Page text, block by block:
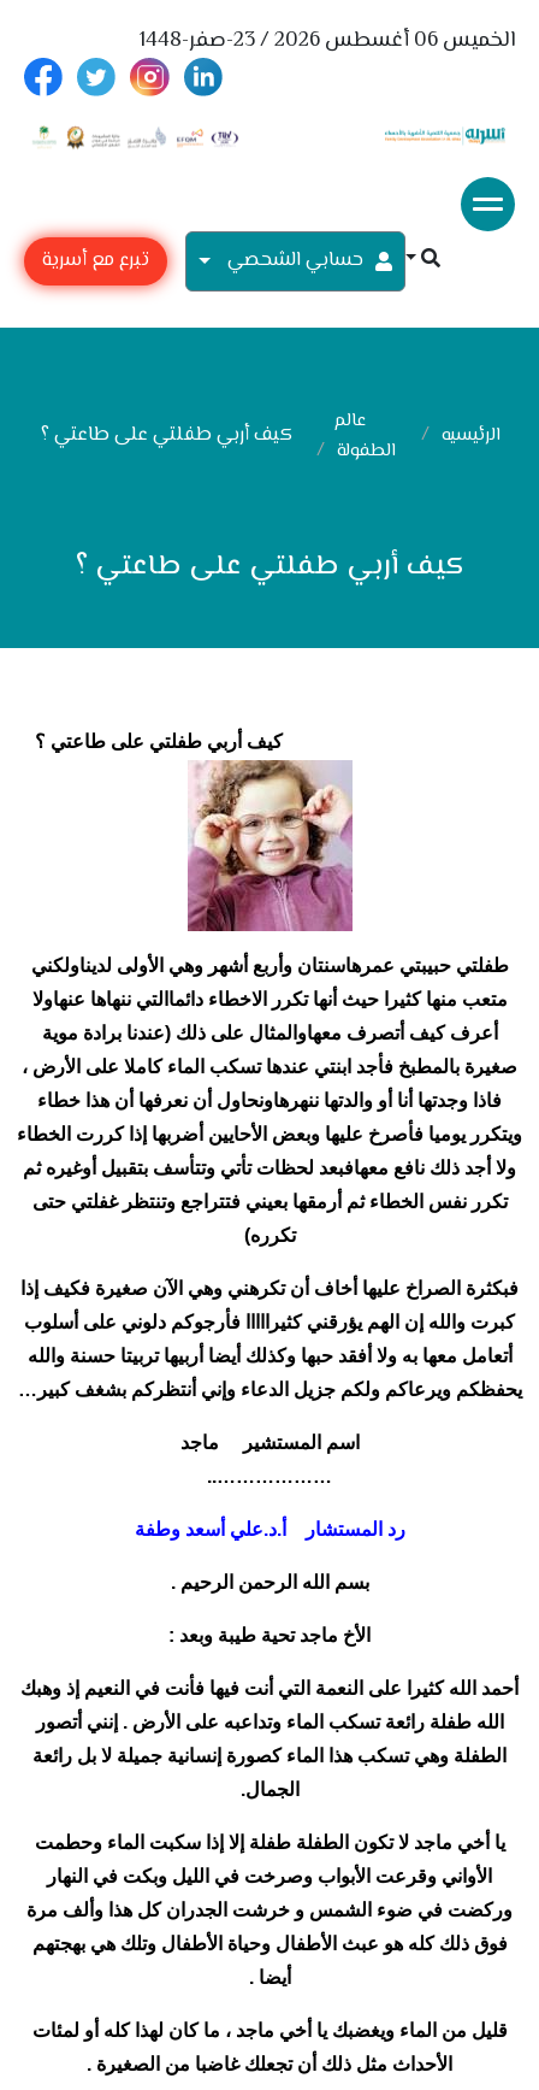
الخميس 06 أغسطس 2026 / 23-صفر-1448
حسابي الشحصي تبرع مع أسرية
الرئيسيه
عالم
الطفولة
كيف أربي طفلتي على طاعتي ؟
كيف أربي طفلتي على طاعتي ؟
كيف أربي طفلتي على طاعتي ؟
طفلتي حبيبتي عمرهاسنتان وأربع أشهر وهي الأولى لديناولكني
متعب منها كثيرا حيث أنها تكرر الاخطاء دائماالتي ننهاها عنهاولا
أعرف كيف أتصرف معهاوالمثال على ذلك (عندنا برادة موية
صغيرة بالمطبخ فأجد ابنتي عندها تسكب الماء كاملا على الأرض ،
فاذا وجدتها أنا أو والدتها ننهرهاونحاول أن نعرفها أن هذا خطاء
ويتكرر يوميا فأصرخ عليها وبعض الأحايين أضربها إذا كررت الخطاء
ولا أجد ذلك نافع معهافبعد لحظات تأتي وتتأسف بتقبيل أوغيره ثم
تكرر نفس الخطاء ثم أرمقها بعيني فتتراجع وتنتظر غفلتي حتى
تكرره)
فبكثرة الصراخ عليها أخاف أن تكرهني وهي الآن صغيرة فكيف إذا
كبرت والله إن الهم يؤرقني كثيرااااا فأرجوكم دلوني على أسلوب
أتعامل معها به ولا أفقد حبها وكذلك أيضا أربيها تربيتا حسنة والله
يحفظكم ويرعاكم ولكم جزيل الدعاء وإني أنتظركم بشغف كبير…
اسم المستشير ماجد
………………..
رد المستشار أ.د.علي أسعد وطفة
بسم الله الرحمن الرحيم .
الأخ ماجد تحية طيبة وبعد :
أحمد الله كثيرا على النعمة التي أنت فيها فأنت في النعيم إذ وهبك
الله طفلة رائعة تسكب الماء وتداعبه على الأرض . إنني أتصور
الطفلة وهي تسكب هذا الماء كصورة إنسانية جميلة لا بل رائعة
الجمال.
يا أخي ماجد لا تكون الطفلة طفلة إلا إذا سكبت الماء وحطمت
الأواني وقرعت الأبواب وصرخت في الليل وبكت في النهار
وركضت في ضوء الشمس و خرشت الجدران كل هذا وألف مرة
فوق ذلك كله هو عبث الأطفال وحياة الأطفال وتلك هي بهجتهم
أيضا .
قليل من الماء ويغضبك يا أخي ماجد ، ما كان لهذا كله أو لمئات
الأحداث مثل ذلك أن تجعلك غاضبا من الصغيرة .